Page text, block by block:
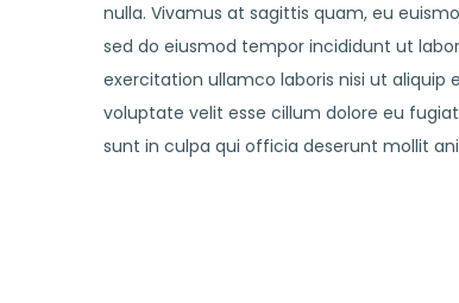
nulla. Vivamus at sagittis quam, eu
sed do eiusmod tempor incididunt ut
exercitation ullamco laboris nisi ut aliquip
voluptate velit esse cillum dolore eu
sunt in culpa qui officia deserunt mollit